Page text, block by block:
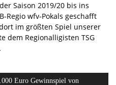
Saison 2019/20 bis ins
Regio wfv-Pokals geschafft
im größten Spiel unserer
dem Regionalligisten TSG
Euro Gewinnspiel von